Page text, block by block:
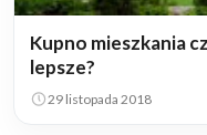
Kupno mieszkania
lepsze?
29 listopada 2018